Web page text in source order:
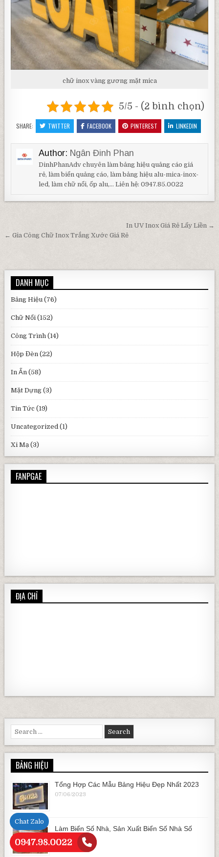
Chat Zalo
0947.98.0022
chữ inox vàng gương mặt mica
5/5 - (2 bình chọn)
SHARE: TWITTER FACEBOOK PINTEREST LINKEDIN
Author: Ngân Đinh Phan
DinhPhanAdv chuyên làm bảng hiệu quảng cáo giá
rẻ, làm biển quảng cáo, làm bảng hiệu alu-mica-inox-
led, làm chữ nổi, ốp alu,... Liên hệ: 0947.85.0022
In UV Inox Giá Rẻ Lấy Liền →
← Gia Công Chữ Inox Trắng Xước Giá Rẻ
DANH MỤC
Bảng Hiệu (76)
Chữ Nổi (152)
Công Trình (14)
Hộp Đèn (22)
In Ấn (58)
Mặt Dựng (3)
Tin Tức (19)
Uncategorized (1)
Xi Mạ (3)
FANPGAE
ĐỊA CHỈ
Search for:
BẢNG HIỆU
Tổng Hợp Các Mẫu Bảng Hiệu Đẹp Nhất 2023
07/06/2023
Làm Biển Số Nhà, Sản Xuất Biển Số Nhà Số
Lượng Lớn
22/07/2023